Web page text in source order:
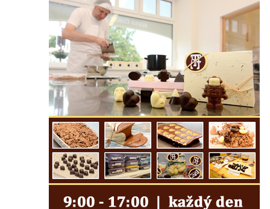
Kašna se sochou Odyssea na zámku
Červený Hrádek
Kašna se sochou Polyfema na zámku
Červený Hrádek
Kašna s vodotrysky ve Valdštejnské
zahradě v Praze
Kašna se sochou Venuše a Amora ve
Valdštejnské zahradě v Praze
Kašna se sochou ryby ve Valdštejnské
zahradě v Praze
Pítko v parku v ulici Lázeňská v Hejnicích
Kašna na kolonádě v Lázních Libverda